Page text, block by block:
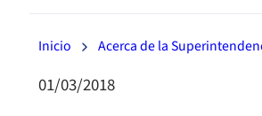
Inicio Acerca de la
01/03/2018